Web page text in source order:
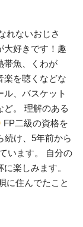
れないおじさ
大好きです！趣
帯魚、くわが
楽を聴くなどな
ル、バスケット
ど。 理解のある
FP二級の資格を
続け、5年前から
います。 自分の
楽しみます。
に住んでたこと